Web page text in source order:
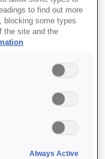
Yellow
to find out more
blocking some types
the site and the
Always Active